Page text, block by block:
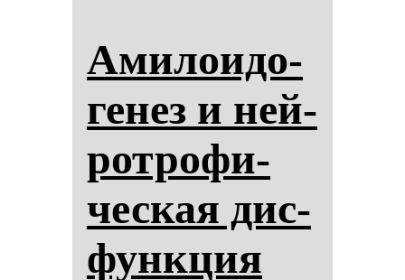
Ами­ло­идо­
ге­нез и ней­
рот­ро­фи­
чес­кая дис­
фун­кция